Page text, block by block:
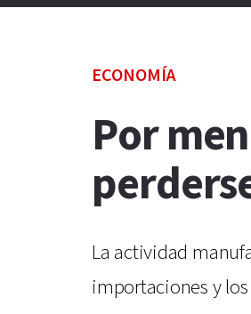
ECONOMÍA
Por
La actividad
importaciones y